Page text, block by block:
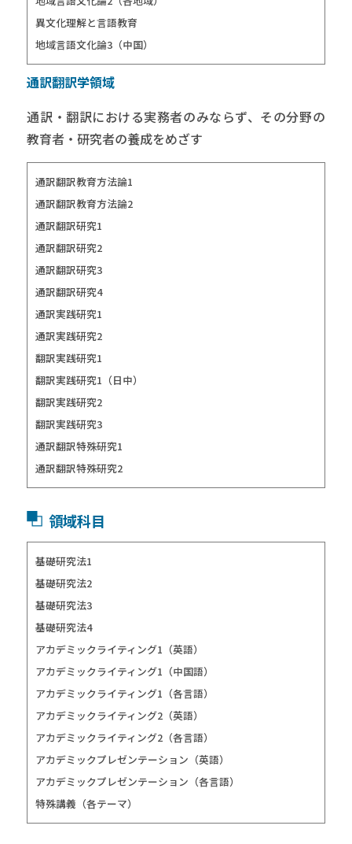
異文化理解と言語教育
地域言語文化論3（中国）
通訳翻訳学領域
通訳・翻訳における実務者のみならず、その分野の
教育者・研究者の養成をめざす
通訳翻訳教育方法論1
通訳翻訳教育方法論2
通訳翻訳研究1
通訳翻訳研究2
通訳翻訳研究3
通訳翻訳研究4
通訳実践研究1
通訳実践研究2
翻訳実践研究1
翻訳実践研究1（日中）
翻訳実践研究2
翻訳実践研究3
通訳翻訳特殊研究1
通訳翻訳特殊研究2
領域科目
基礎研究法1
基礎研究法2
基礎研究法3
基礎研究法4
アカデミックライティング1（英語）
アカデミックライティング1（中国語）
アカデミックライティング1（各言語）
アカデミックライティング2（英語）
アカデミックライティング2（各言語）
アカデミックプレゼンテーション（英語）
アカデミックプレゼンテーション（各言語）
特殊講義（各テーマ）